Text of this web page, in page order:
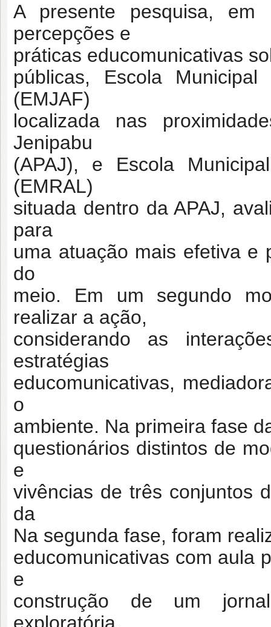
A presente pesquisa, em
percepções e
práticas educomunicativas
públicas, Escola
(EMJAF)
localizada nas
Jenipabu
(APAJ), e Escola
(EMRAL)
situada dentro da APAJ,
para
uma atuação mais efetiva e
do
meio. Em um segundo
realizar a ação,
considerando as
estratégias
educomunicativas,
o
ambiente. Na primeira fase
questionários distintos de
e
vivências de três conjuntos
da
Na segunda fase, foram
educomunicativas com aula
e
construção de um